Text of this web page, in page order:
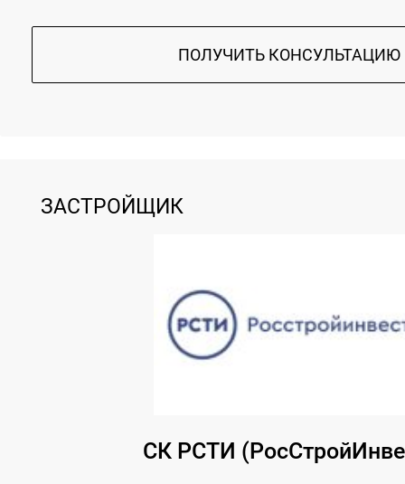
ПОЛУЧИТЬ КОНСУЛЬТАЦИЮ
ЗАСТРОЙЩИК
СК РСТИ